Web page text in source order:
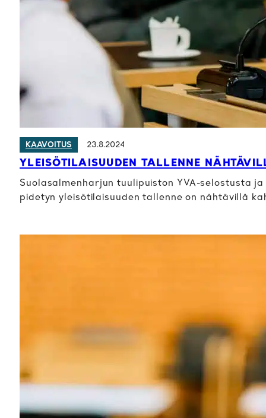
KAAVOITUS 23.8.2024
YLEISÖTILAISUUDEN TALLENNE
Suolasalmenharjun tuulipuiston YVA-selostusta
pidetyn yleisötilaisuuden tallenne on nähtävillä